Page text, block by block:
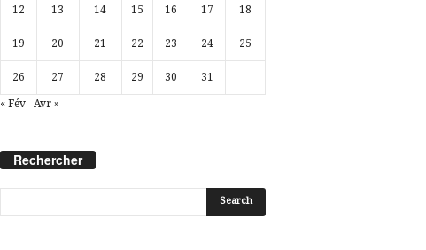
12 13 14 15 16 17 18
19 20 21 22 23 24 25
26 27 28 29 30 31
« Fév Avr »
Rechercher